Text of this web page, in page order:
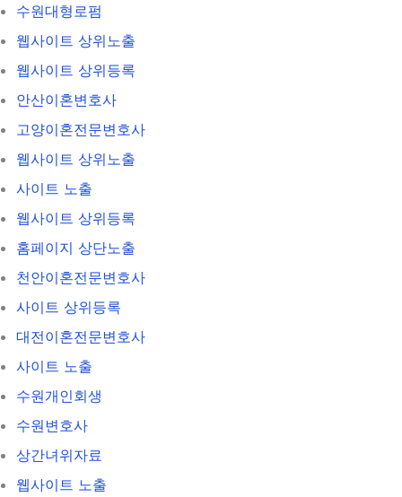
수원대형로펌
웹사이트 상위노출
웹사이트 상위등록
안산이혼변호사
고양이혼전문변호사
웹사이트 상위노출
사이트 노출
웹사이트 상위등록
홈페이지 상단노출
천안이혼전문변호사
사이트 상위등록
대전이혼전문변호사
사이트 노출
수원개인회생
수원변호사
상간녀위자료
웹사이트 노출